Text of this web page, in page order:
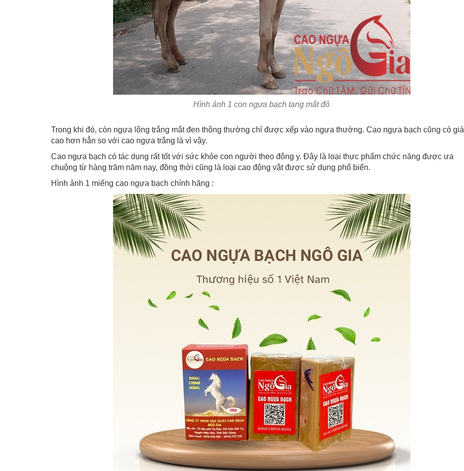
Hình ảnh 1 con ngựa bạch tạng mắt đỏ
Trong khi đó, còn ngựa lông trắng mắt đen thông thường chỉ được xếp vào ngựa thường. Cao ngựa bạch cũng có giá
cao hơn hẳn so với cao ngựa trắng là vì vậy.
Cao ngựa bạch có tác dụng rất tốt với sức khỏe con người theo đông y. Đây là loại thực phẩm chức năng được ưa
chuộng từ hàng trăm năm nay, đồng thời cũng là loại cao động vật được sử dụng phổ biến.
Hình ảnh 1 miếng cao ngựa bạch chính hãng :